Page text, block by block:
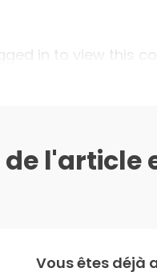
in to view this
de l'article
Vous êtes déjà